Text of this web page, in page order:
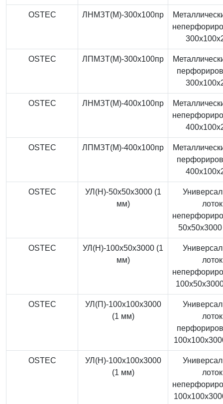
OSTEC ЛНМЗТ(М)-300x100пр
OSTEC ЛПМЗТ(М)-300x100пр
OSTEC ЛНМЗТ(М)-400x100пр
OSTEC ЛПМЗТ(М)-400x100пр
OSTEC
УЛ(Н)-50x50x3000 (1
мм)
лоток
OSTEC
УЛ(Н)-100x50x3000 (1
мм)
лоток
OSTEC
УЛ(П)-100x100x3000
(1 мм)
лоток
OSTEC
УЛ(Н)-100x100x3000
(1 мм)
лоток